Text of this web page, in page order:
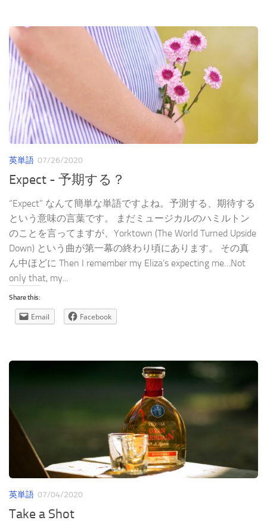
英単語 07/26/2020
Expect - 予期する？
“Expect” なんて簡単な単語ですよね。予測する、期待する
という意味の言葉です。 まだミュージカルのハミルトン
のことを言ってますが、Yorktown (The World Turned Upside
Down) という曲が第一幕の終わり頃にあります。 その真
ん中ほどに Then I remember my Eliza’s expecting me…Not
only that, my...
Share this:
Email Facebook
英単語 07/04/2020
Take a Shot